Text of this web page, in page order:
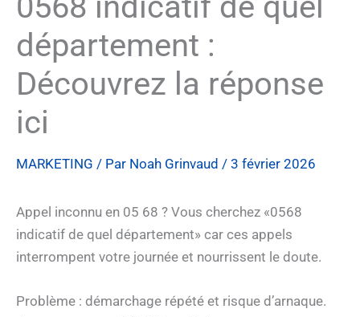
département :
Découvrez la réponse
ici
MARKETING / Par Noah Grinvaud / 3 février 2026
Appel inconnu en 05 68 ? Vous cherchez «0568
indicatif de quel département» car ces appels
interrompent votre journée et nourrissent le doute.
Problème : démarchage répété et risque d’arnaque.